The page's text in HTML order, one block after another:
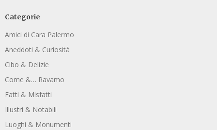
Categorie
Amici di Cara Palermo
Aneddoti & Curiosità
Cibo & Delizie
Come &… Ravamo
Fatti & Misfatti
Illustri & Notabili
Luoghi & Monumenti